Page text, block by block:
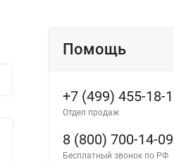
Помощь
+7 (499) 455-18-
Отдел продаж
8 (800) 700-14-09
Бесплатный звонок по РФ